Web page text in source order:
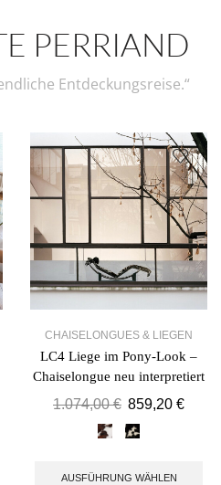
PERRIAND
Entdeckungsreise.“
CHAISELONGUES & LIEGEN
LC4 Liege im Pony-Look –
Chaiselongue neu interpretiert
1.074,00€ 859,20 €
AUSFÜHRUNG WÄHLEN